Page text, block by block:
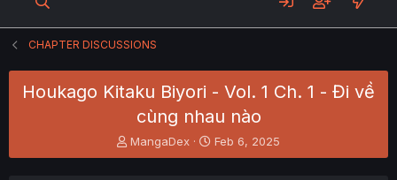
CHAPTER DISCUSSIONS
Houkago Kitaku Biyori - Vol. 1 Ch. 1 - Đi về
cùng nhau nào
T
h
MangaDex
S
t
Feb 6, 2025